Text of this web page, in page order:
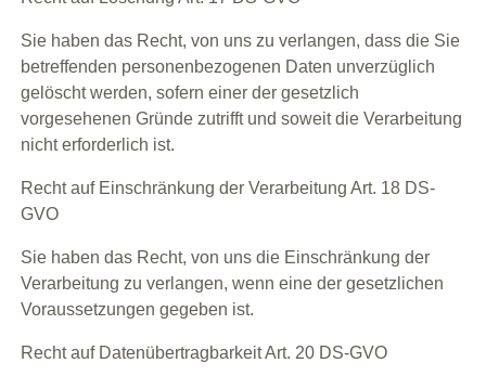
Sie haben das Recht, von uns zu verlangen, dass die Sie
betreffenden personenbezogenen Daten unverzüglich
gelöscht werden, sofern einer der gesetzlich
vorgesehenen Gründe zutrifft und soweit die Verarbeitung
nicht erforderlich ist.
Recht auf Einschränkung der Verarbeitung Art. 18 DS-
GVO
Sie haben das Recht, von uns die Einschränkung der
Verarbeitung zu verlangen, wenn eine der gesetzlichen
Voraussetzungen gegeben ist.
Recht auf Datenübertragbarkeit Art. 20 DS-GVO